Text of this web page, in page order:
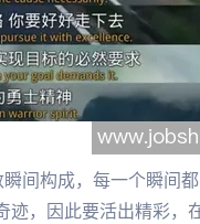
间构成，每一个瞬间
，因此要活出精彩，